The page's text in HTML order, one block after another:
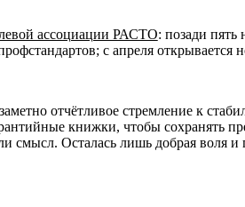
ассоциации РАСТО: позади пять
с апреля
отчётливое стремление к
книжки, чтобы сохранять
смысл. Осталась лишь добрая воля